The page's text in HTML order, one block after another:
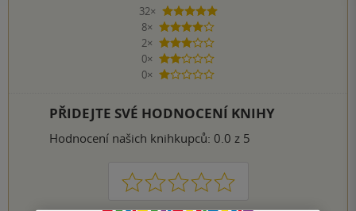
32×
5 hvězdiček
8×
4 hvězdičky
2×
3 hvězdičky
0×
2 hvězdičky
0×
1 hvezdička
PŘIDEJTE SVÉ HODNOCENÍ KNIHY
Hodnocení našich knihkupců: 0.0 z 5
1 2 3 4 5